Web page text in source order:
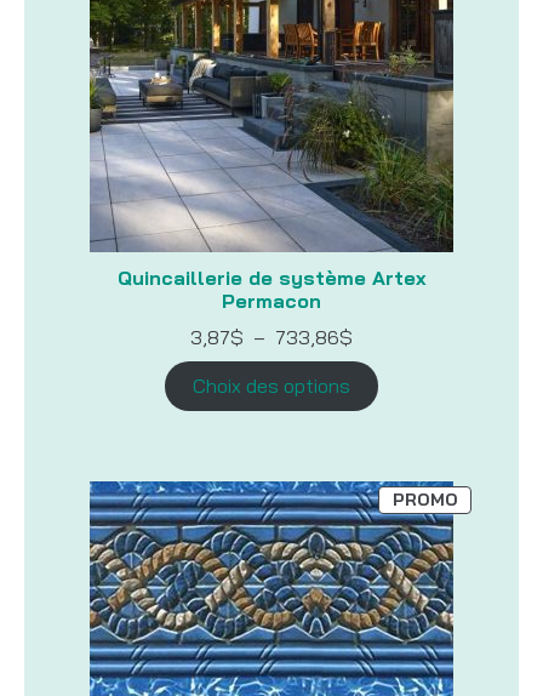
Quincaillerie de système Artex
Permacon
3,87$ – 733,86$
prix :
3,87$
à
Choix des options
PROMOPRODUIT
EN